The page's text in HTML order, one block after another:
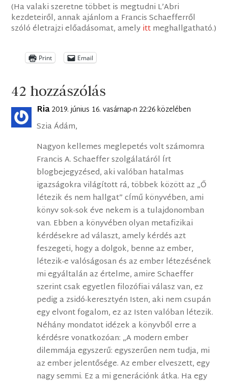
(Ha valaki szeretne többet is megtudni L’Abri
kezdeteiről, annak ajánlom a Francis Schaefferről
szóló életrajzi előadásomat, amelyittmeghallgatható.)
Print Email
42 hozzászólás
Ria2019. június 16. vasárnap-n 22:26 közelében
Szia Ádám,
Nagyon kellemes meglepetés volt számomra
Francis A. Schaeffer szolgálatáról Írt
blogbejegyzésed, aki valóban hatalmas
igazságokra világított rá, többek között az „Ő
létezik és nem hallgat” cÍmű könyvében, ami
könyv sok-sok éve nekem is a tulajdonomban
van. Ebben a könyvében olyan metafizikai
kérdésekre ad választ, amely kérdés azt
feszegeti, hogy a dolgok, benne az ember,
létezik-e valóságosan és az ember létezésének
mi egyáltalán az értelme, amire Schaeffer
szerint csak egyetlen filozófiai válasz van, ez
pedig a zsidó-keresztyén Isten, aki nem csupán
egy elvont fogalom, ez az Isten valóban létezik.
Néhány mondatot idézek a könyvből erre a
kérdésre vonatkozóan: „A modern ember
dilemmája egyszerű: egyszerűen nem tudja, mi
az ember jelentősége. Az ember elveszett, egy
nagy semmi. Ez a mi generációnk átka. Ha egy